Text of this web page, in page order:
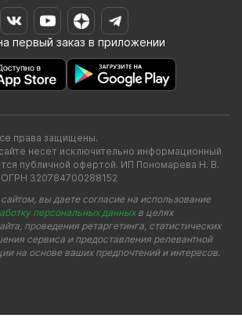
первый заказ в приложении
права защищены.
несет исключительно информационный
публичной офертой. ИП Пономарева Н. В.
320784700288152
вы даете согласие на использование
персональных данныхв целях
проведения ретаргетинга, статистических
сервиса и предоставления релевантной
на основе ваших предпочтений и интересов.